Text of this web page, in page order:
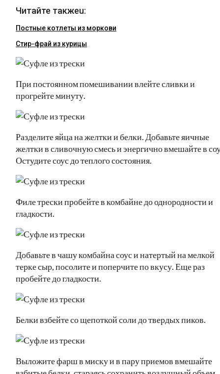
Читайте такжеu:
Постные котлеты из моркови
Стир-фрай из курицы
При постоянном помешивании влейте сливки и
прогрейте минуту.
Разделите яйца на желтки и белки. Добавьте яичные
желтки в сливочную смесь и энергично вмешайте в
Остудите соус до теплого состояния.
Филе трески пробейте в комбайне до однородности и
гладкости.
Добавьте в чашу комбайна соус и натертый на мелкой
терке сыр, посолите и поперчите по вкусу. Еще раз
пробейте до гладкости.
Белки взбейте со щепоткой соли до твердых пиков.
Выложите фарш в миску и в пару приемов вмешайте